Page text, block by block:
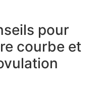
pour
courbe et